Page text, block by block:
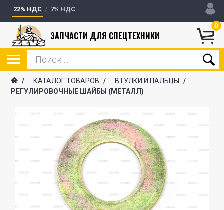
22% НДС 7% НДС
0
ЗАПЧАСТИ ДЛЯ СПЕЦТЕХНИКИ
/ КАТАЛОГ ТОВАРОВ / ВТУЛКИ И ПАЛЬЦЫ
/
РЕГУЛИРОВОЧНЫЕ ШАЙБЫ (МЕТАЛЛ)